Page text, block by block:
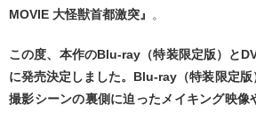
MOVIE 大怪獣首都激突』
。
この度、本作のBlu-ray（特装限定版）と
に発売決定しました。Blu-ray（特装限定
撮影シーンの裏側に迫ったメイキング映像